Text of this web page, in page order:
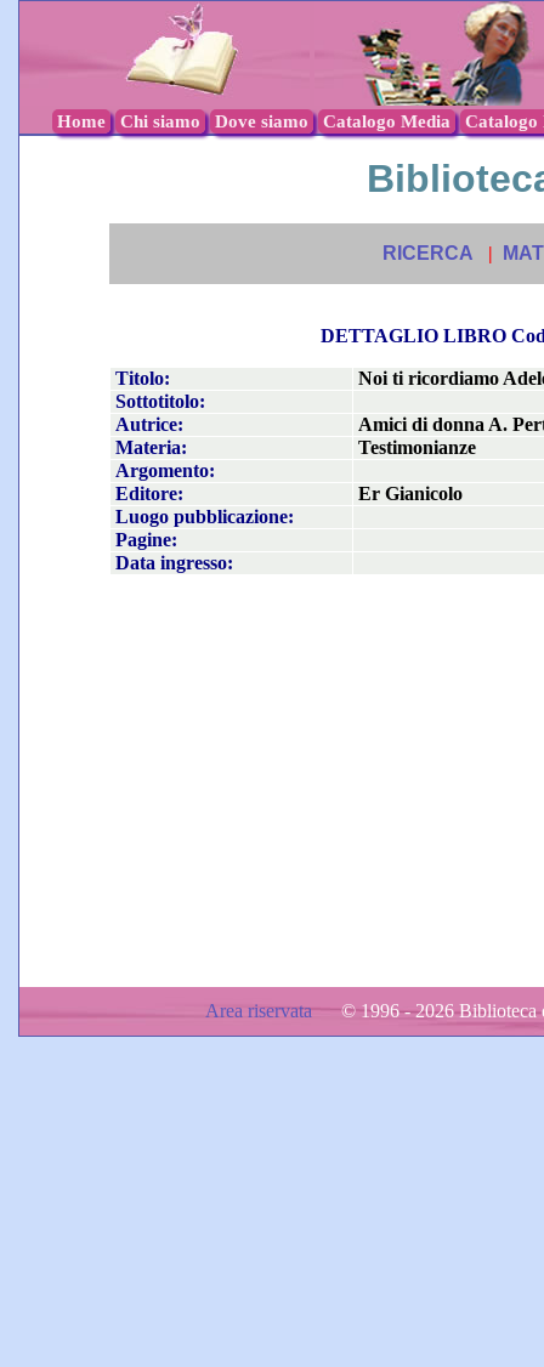
Home Chi siamo Dove siamo Catalogo Media Catalogo
RICERCA |
DETTAGLIO LIBRO
Titolo:
Noi ti ricordiamo
Sottotitolo:
Autrice:
Amici di donna A.
Materia:
Testimonianze
Argomento:
Editore:
Er Gianicolo
Luogo pubblicazione:
Pagine:
Data ingresso:
Area riservata© 1996 - 2026 Biblioteca